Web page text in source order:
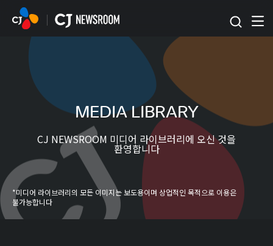
본문 바로가기
MEDIA LIBRARY
CJ NEWSROOM 미디어 라이브러리에 오신 것을
환영합니다
*미디어 라이브러리의 모든 이미지는 보도용이며 상업적인 목적으로 이용은
불가능합니다